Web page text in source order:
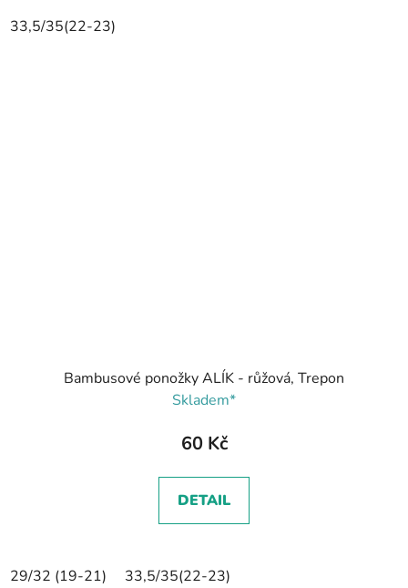
33,5/35(22-23)
Bambusové ponožky ALÍK - růžová, Trepon
Skladem*
60 Kč
DETAIL
29/32 (19-21) 33,5/35(22-23)